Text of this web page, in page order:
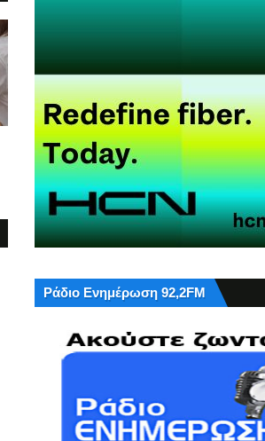
Ράδιο Ενημέρωση 92,2FM